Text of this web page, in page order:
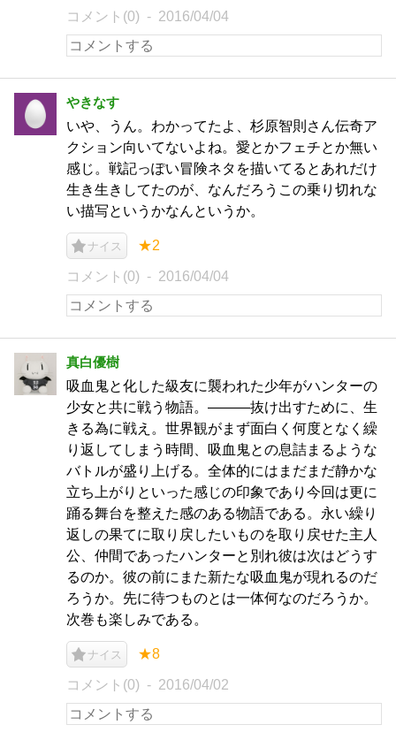
コメント(0) 2016/04/04
やきなす
いや、うん。わかってたよ、杉原智則さん伝奇ア
クション向いてないよね。愛とかフェチとか無い
感じ。戦記っぽい冒険ネタを描いてるとあれだけ
生き生きしてたのが、なんだろうこの乗り切れな
い描写というかなんというか。
ナイス ★2
コメント(0) 2016/04/04
真白優樹
吸血鬼と化した級友に襲われた少年がハンターの
少女と共に戦う物語。―――抜け出すために、生
きる為に戦え。世界観がまず面白く何度となく繰
り返してしまう時間、吸血鬼との息詰まるような
バトルが盛り上げる。全体的にはまだまだ静かな
立ち上がりといった感じの印象であり今回は更に
踊る舞台を整えた感のある物語である。永い繰り
返しの果てに取り戻したいものを取り戻せた主人
公、仲間であったハンターと別れ彼は次はどうす
るのか。彼の前にまた新たな吸血鬼が現れるのだ
ろうか。先に待つものとは一体何なのだろうか。
次巻も楽しみである。
ナイス ★8
コメント(0) 2016/04/02